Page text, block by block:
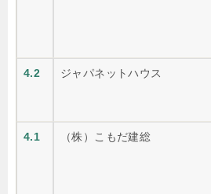
4.2 ジャパネットハウス
4.1 （株）こもだ建総